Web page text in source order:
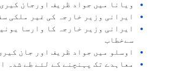
ویانا میں جواد ظریف اورجان کیری
ایرانی وزیر خارجہ کی غیر ملکی
ایرانی وزیر خارجہ کا وارسا
سےخطاب
اوسلو میں جواد ظریف اور جان
معاہدے تک پہنچنے کے لئے طے شدہ